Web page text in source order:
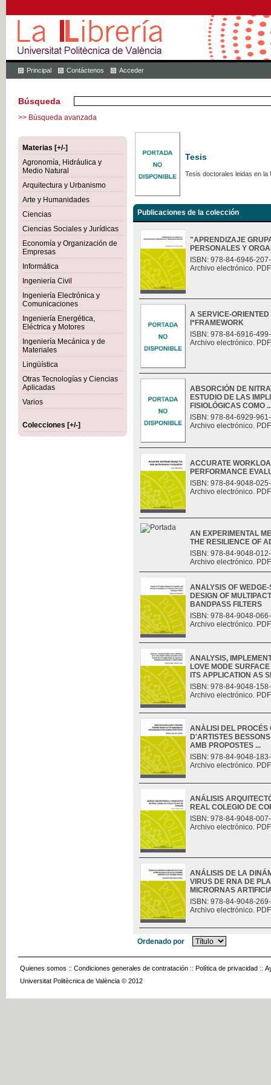
Principal Contáctenos Acceder
Búsqueda
>> Búsqueda avanzada
Materias [+/-]
Agronomía, Hidráulica y
Medio Natural
Arquitectura y Urbanismo
Arte y Humanidades
Ciencias
Ciencias Sociales y Jurídicas
Economía y Organización de
Empresas
Informática
Ingeniería Civil
Ingeniería Electrónica y
Comunicaciones
Ingeniería Energética,
Eléctrica y Motores
Ingeniería Mecánica y de
Materiales
Lingüística
Otras Tecnologías y Ciencias
Aplicadas
Varios
Colecciones [+/-]
Tesis
Tesis doctorales leidas en la
Publicaciones de la colección
"APRENDIZAJE
PERSONALES Y
ISBN: 978-84-6946-
Archivo electrónico.
A SERVICE-
I*FRAMEWORK
ISBN: 978-84-6916-
Archivo electrónico.
ABSORCIÓN DE
ESTUDIO DE LAS
FISIOLÓGICAS COMO
ISBN: 978-84-6929-
Archivo electrónico.
ACCURATE
PERFORMANCE
ISBN: 978-84-9048-
Archivo electrónico.
AN EXPERIMENTAL
THE RESILIENCE OF
ISBN: 978-84-9048-
Archivo electrónico.
ANALYSIS OF
DESIGN OF
BANDPASS FILTERS
ISBN: 978-84-9048-
Archivo electrónico.
ANALYSIS,
LOVE MODE
ITS APPLICATION AS
ISBN: 978-84-9048-
Archivo electrónico.
ANÀLISI DEL PROCÉS
D'ARTISTES
AMB PROPOSTES ...
ISBN: 978-84-9048-
Archivo electrónico.
ANÁLISIS
REAL COLEGIO DE
ISBN: 978-84-9048-
Archivo electrónico.
ANÁLISIS DE LA
VIRUS DE RNA DE
MICRORNAS
ISBN: 978-84-9048-
Archivo electrónico.
Ordenado por
Quienes somos :: Condiciones generales de contratación :: Política de privacidad ::
Universitat Politècnica de València © 2012